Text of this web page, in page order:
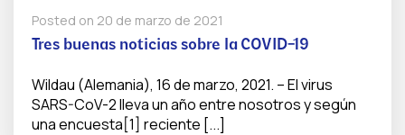
Posted on 20 de marzo de 2021
Tres buenas noticias sobre la COVID-19
Wildau (Alemania), 16 de marzo, 2021. – El virus
SARS-CoV-2 lleva un año entre nosotros y según
una encuesta[1] reciente [...]